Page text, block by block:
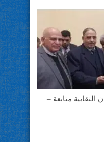
النقابية متابعة –